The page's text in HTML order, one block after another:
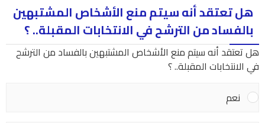
هل تعتقد أنه سيتم منع الأشخاص المشتبهين
بالفساد من الترشح في الانتخابات المقبلة.. ؟
هل تعتقد أنه سيتم منع الأشخاص المشتبهين بالفساد من الترشح
في الانتخابات المقبلة.. ؟
نعم